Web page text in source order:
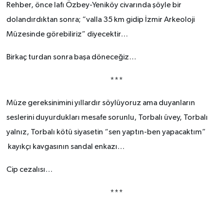
Rehber, önce lafı Özbey-Yeniköy civarında şöyle bir
dolandırdıktan sonra; “valla 35 km gidip İzmir Arkeoloji
Müzesinde görebiliriz” diyecektir…
Birkaç turdan sonra başa döneceğiz…
***
Müze gereksinimini yıllardır söylüyoruz ama duyanların
seslerini duyurdukları mesafe sorunlu, Torbalı üvey, Torbalı
yalnız, Torbalı kötü siyasetin “sen yaptın-ben yapacaktım”
kayıkçı kavgasının sandal enkazı…
Cip cezalısı…
***